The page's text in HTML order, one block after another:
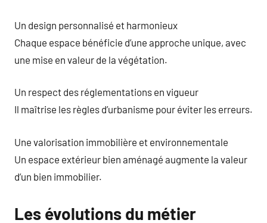
Un design personnalisé et harmonieux
Chaque espace bénéficie d’une approche unique, avec
une mise en valeur de la végétation.
Un respect des réglementations en vigueur
Il maîtrise les règles d’urbanisme pour éviter les erreurs.
Une valorisation immobilière et environnementale
Un espace extérieur bien aménagé augmente la valeur
d’un bien immobilier.
Les évolutions du métier